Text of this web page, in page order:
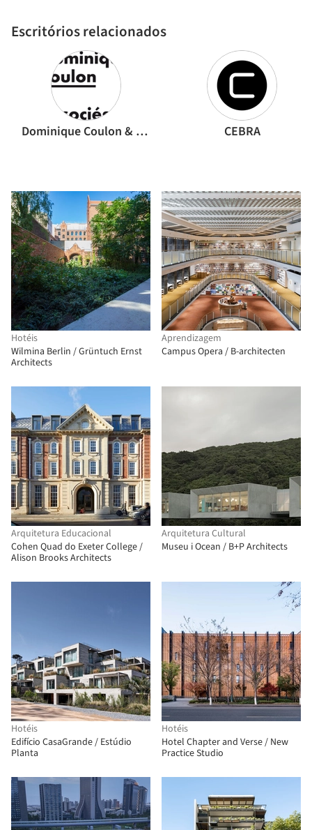
Escritórios relacionados
Dominique Coulon & associés CEBRA
Hotéis
Wilmina Berlin / Grüntuch Ernst
Architects
Aprendizagem
Campus Opera / B-architecten
Arquitetura Educacional
Cohen Quad do Exeter College /
Alison Brooks Architects
Arquitetura Cultural
Museu i Ocean / B+P Architects
Hotéis
Edifício CasaGrande / Estúdio
Planta
Hotéis
Hotel Chapter and Verse / New
Practice Studio